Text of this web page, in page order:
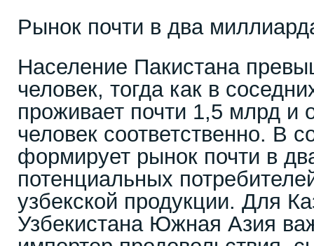
Рынок почти в два
Население Пакистана
человек, тогда как в
проживает почти 1,5 млрд и
человек соответственно. В
формирует рынок почти в
потенциальных
узбекской продукции. Для
Узбекистана Южная Азия